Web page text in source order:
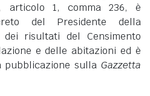
articolo 1, comma 236, è
del Presidente della
risultati del Censimento
e delle abitazioni ed è
pubblicazione sulla Gazzetta